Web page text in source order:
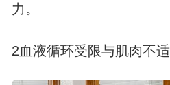
力。
2血液循环受限与肌肉不适